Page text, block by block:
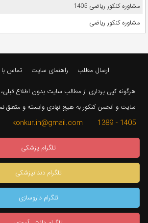
مشاوره کنکور ریاضی 1405
مشاوره کنکور ریاضی
ارسال مطلب راهنمای سایت تماس با
هرگونه کپی برداری از مطالب سایت بدون اطلاع
سایت و انجمن کنکور به هیچ نهادی وابسته و متعلق
1405 - 1389 konkur.in@gmail.com
تلگرام پزشکی
تلگرام دندانپزشکی
تلگرام داروسازی